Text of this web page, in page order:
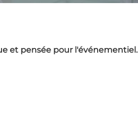
et pensée pour l'événementiel.